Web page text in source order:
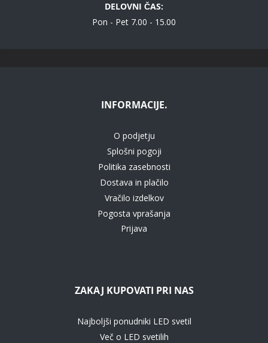
DELOVNI ČAS:
Pon - Pet 7.00 - 15.00
INFORMACIJE.
O podjetju
Splošni pogoji
Politika zasebnosti
Dostava in plačilo
Vračilo izdelkov
Pogosta vprašanja
Prijava
ZAKAJ KUPOVATI PRI NAS
Najboljši ponudniki LED svetil
Več o LED svetilih